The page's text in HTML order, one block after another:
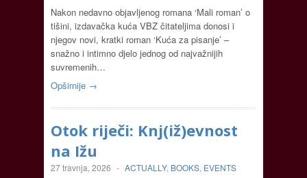
Nakon nedavno objavljenog romana ‘Mali roman’ o
tišini, izdavačka kuća VBZ čitateljima donosi i
njegov novi, kratki roman ‘Kuća za pisanje’ –
snažno i intimno djelo jednog od najvažnijih
suvremenih…
Opširnije →
Otok riječi: Knj(iž)evnost
na Ižu
27 travnja, 2026 - ACTUALLY, BOOKS, EVENTS